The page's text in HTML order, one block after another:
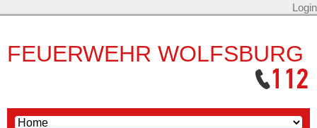
Login
FEUERWEHR WOLFSBURG